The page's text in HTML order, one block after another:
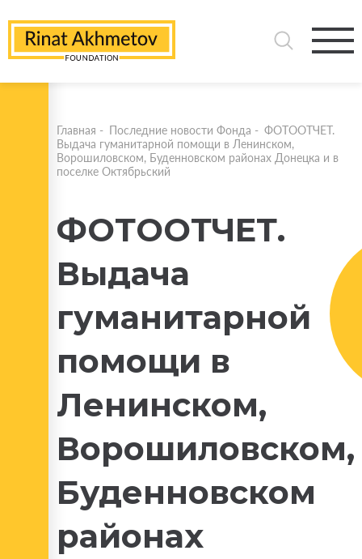
Главная - Последние новости Фонда - ФОТООТЧЕТ.
Выдача гуманитарной помощи в Ленинском,
Ворошиловском, Буденновском районах Донецка и в
поселке Октябрьский
ФОТООТЧЕТ.
Выдача
гуманитарной
помощи в
Ленинском,
Ворошиловском,
Буденновском
районах